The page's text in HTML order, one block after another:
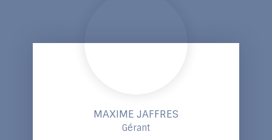
MAXIME JAFFRES
Gérant